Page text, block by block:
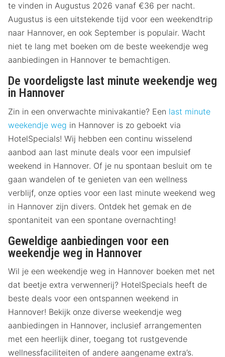
te vinden in Augustus 2026 vanaf €36 per nacht.
Augustus is een uitstekende tijd voor een weekendtrip
naar Hannover, en ook September is populair. Wacht
niet te lang met boeken om de beste weekendje weg
aanbiedingen in Hannover te bemachtigen.
De voordeligste last minute weekendje weg
in Hannover
Zin in een onverwachte minivakantie? Een last minute
weekendje weg in Hannover is zo geboekt via
HotelSpecials! Wij hebben een continu wisselend
aanbod aan last minute deals voor een impulsief
weekend in Hannover. Of je nu spontaan besluit om te
gaan wandelen of te genieten van een wellness
verblijf, onze opties voor een last minute weekend weg
in Hannover zijn divers. Ontdek het gemak en de
spontaniteit van een spontane overnachting!
Geweldige aanbiedingen voor een
weekendje weg in Hannover
Wil je een weekendje weg in Hannover boeken met net
dat beetje extra verwennerij? HotelSpecials heeft de
beste deals voor een ontspannen weekend in
Hannover! Bekijk onze diverse weekendje weg
aanbiedingen in Hannover, inclusief arrangementen
met een heerlijk diner, toegang tot rustgevende
wellnessfaciliteiten of andere aangename extra’s.